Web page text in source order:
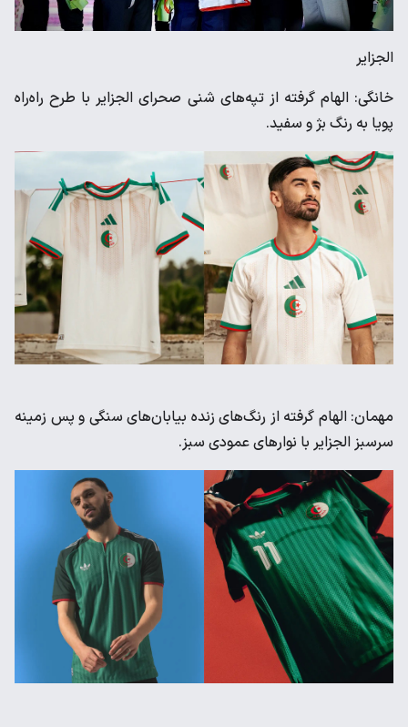
الجزایر
خانگی: الهام گرفته از تپه‌های شنی صحرای الجزایر با طرح راه‌راه
پویا به رنگ بژ و سفید.
مهمان: الهام گرفته از رنگ‌های زنده بیابان‌های سنگی و پس زمینه
سرسبز الجزایر با نوارهای عمودی سبز.